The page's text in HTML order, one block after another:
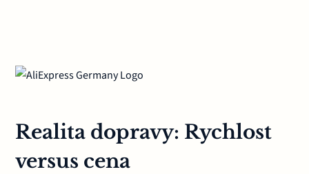
Realita dopravy: Rychlost
versus cena